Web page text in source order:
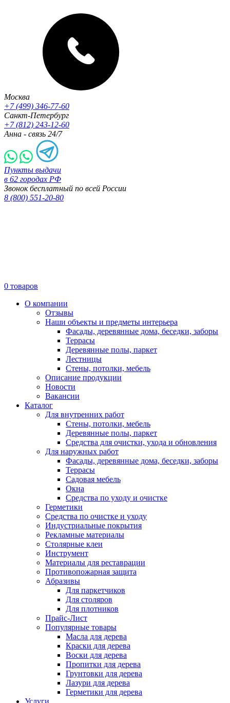
Москва
+7 (499) 346-77-60
Санкт-Петербург
+7 (812) 243-12-60
Анна - связь 24/7
Пункты выдачи
в 62 городах РФ
Звонок бесплатный по всей России
8 (800) 551-20-80
0 товаров
О компании
Отзывы
Наши объекты и предметы интерьера
Фасады, деревянные дома, беседки, заборы
Террасы
Деревянные полы, паркет
Лестницы
Стены, потолки, мебель
Описание продукции
Новости
Вакансии
Каталог
Для внутренних работ
Стены, потолки, мебель
Деревянные полы, паркет
Средства для очистки, ухода и обновления
Для наружных работ
Фасады, деревянные дома, беседки, заборы
Террасы
Садовая мебель
Окна
Средства по уходу и очистке
Герметики
Средства по очистке и уходу
Индустриальные покрытия
Рекламные материалы
Столярные клеи
Инструмент
Материалы для реставрации
Противопожарная защита
Абразивы
Для паркетчиков
Для столяров
Для плотников
Прайс-Лист
Популярные товары
Масла для дерева
Краски для дерева
Воски для дерева
Пропитки для дерева
Грунтовки для дерева
Лазури для дерева
Герметики для дерева
Услуги